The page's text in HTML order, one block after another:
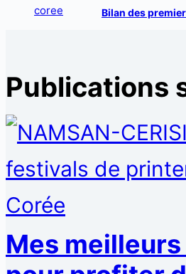
Bilan des
Publications
Mes